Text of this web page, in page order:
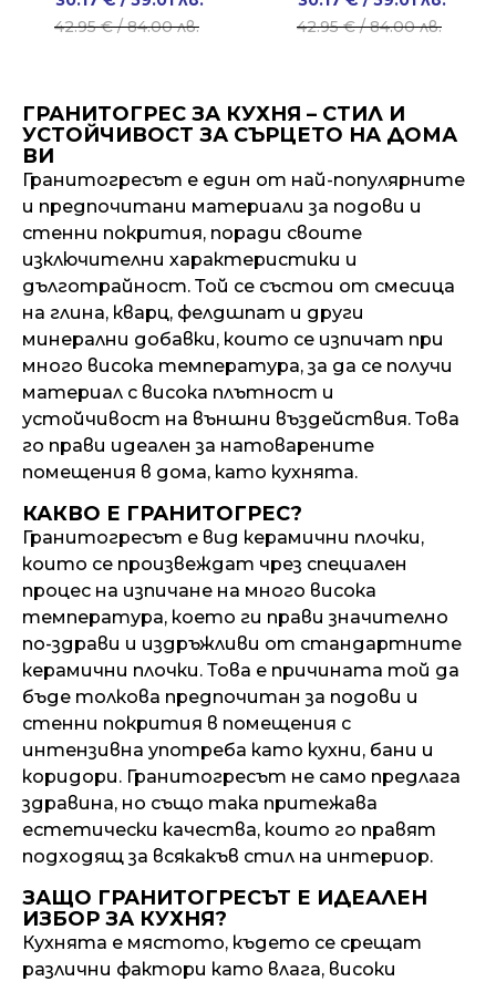
42.95€/ 84.00 лв.
price
/
84.00 лв..
price
/
59.01 лв..
42.95€/ 84.00 лв.
price
/
84.00 лв..
price
/
59.01 лв..
ГРАНИТОГРЕС ЗА КУХНЯ – СТИЛ И
УСТОЙЧИВОСТ ЗА СЪРЦЕТО НА ДОМА
ВИ
Гранитогресът е един от най-популярните
и предпочитани материали за подови и
стенни покрития, поради своите
изключителни характеристики и
дълготрайност. Той се състои от смесица
на глина, кварц, фелдшпат и други
минерални добавки, които се изпичат при
много висока температура, за да се получи
материал с висока плътност и
устойчивост на външни въздействия. Това
го прави идеален за натоварените
помещения в дома, като кухнята.
КАКВО Е ГРАНИТОГРЕС?
Гранитогресът е вид керамични плочки,
които се произвеждат чрез специален
процес на изпичане на много висока
температура, което ги прави значително
по-здрави и издръжливи от стандартните
керамични плочки. Това е причината той да
бъде толкова предпочитан за подови и
стенни покрития в помещения с
интензивна употреба като кухни, бани и
коридори. Гранитогресът не само предлага
здравина, но също така притежава
естетически качества, които го правят
подходящ за всякакъв стил на интериор.
ЗАЩО ГРАНИТОГРЕСЪТ Е ИДЕАЛЕН
ИЗБОР ЗА КУХНЯ?
Кухнята е мястото, където се срещат
различни фактори като влага, високи